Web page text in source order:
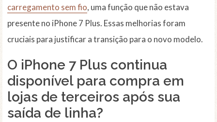
carregamento sem fio, uma função que não estava
presente no iPhone 7 Plus. Essas melhorias foram
cruciais para justificar a transição para o novo modelo.
O iPhone 7 Plus continua
disponível para compra em
lojas de terceiros após sua
saída de linha?